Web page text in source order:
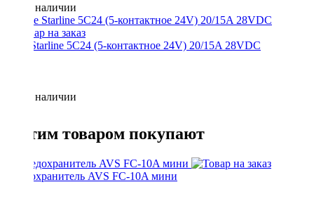
Нет в наличии
Реле Starline 5C24 (5-контактное 24V) 20/15A 28VDC
Нет в наличии
С этим товаром покупают
Предохранитель AVS FC-10A мини